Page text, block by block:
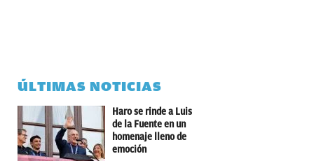
ÚLTIMAS NOTICIAS
Haro se rinde a Luis
de la Fuente en un
homenaje lleno de
emoción